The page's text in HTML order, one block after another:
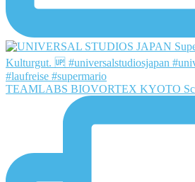
TEAMLABS BIOVORTEX KYOTO